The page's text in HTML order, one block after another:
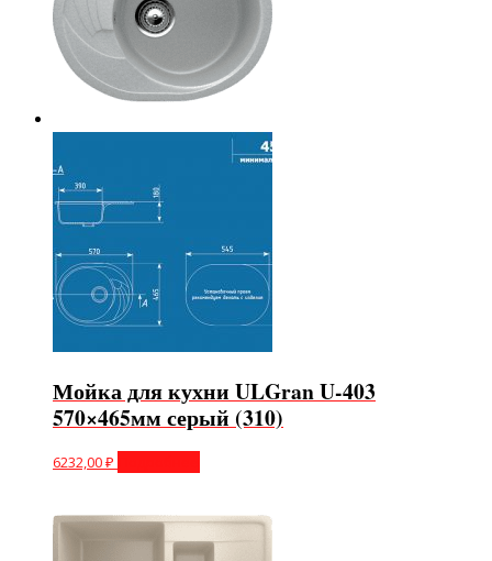
Мойка для кухни ULGran U-403
570×465мм серый (310)
6232,00₽